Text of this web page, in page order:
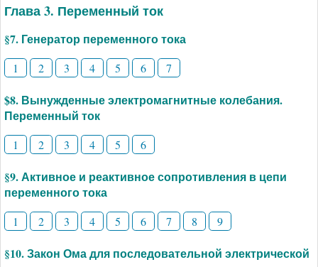
Глава 3. Переменный ток
§7. Генератор переменного тока
1 2 3 4 5 6 7
$8. Вынужденные электромагнитные колебания.
Переменный ток
1 2 3 4 5 6
§9. Активное и реактивное сопротивления в цепи
переменного тока
1 2 3 4 5 6 7 8 9
§10. Закон Ома для последовательной электрической